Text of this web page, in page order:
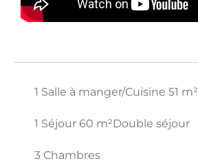
1 Salle à manger/Cuisine 51 m²
1 Séjour 60 m²Double séjour
3 Chambres